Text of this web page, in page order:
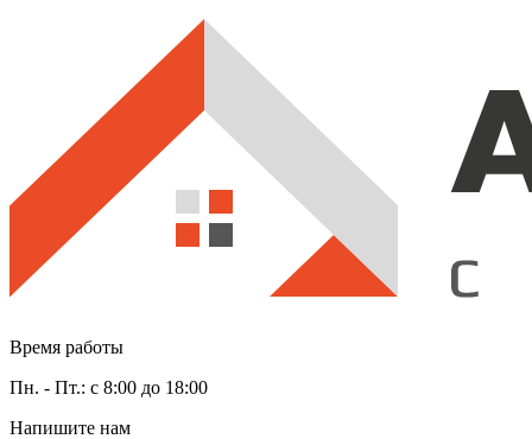
Время работы
Пн. - Пт.: с 8:00 до 18:00
Напишите нам